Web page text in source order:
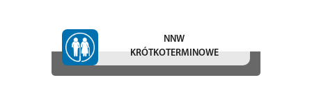
NNW
KRÓTKOTERMINOWE